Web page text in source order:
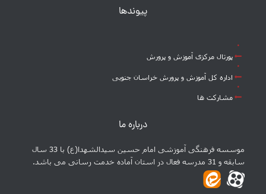
پیوندها
پورتال مرکزی آموزش و پرورش
اداره کل آموزش و پرورش خراسان جنوبی
مشارکت ها
درباره ما
موسسه فرهنگی آموزشی امام حسین سیدالشهدا(ع) با 33 سال
سابقه و 31 مدرسه فعال در استان آماده خدمت رسانی می باشد.